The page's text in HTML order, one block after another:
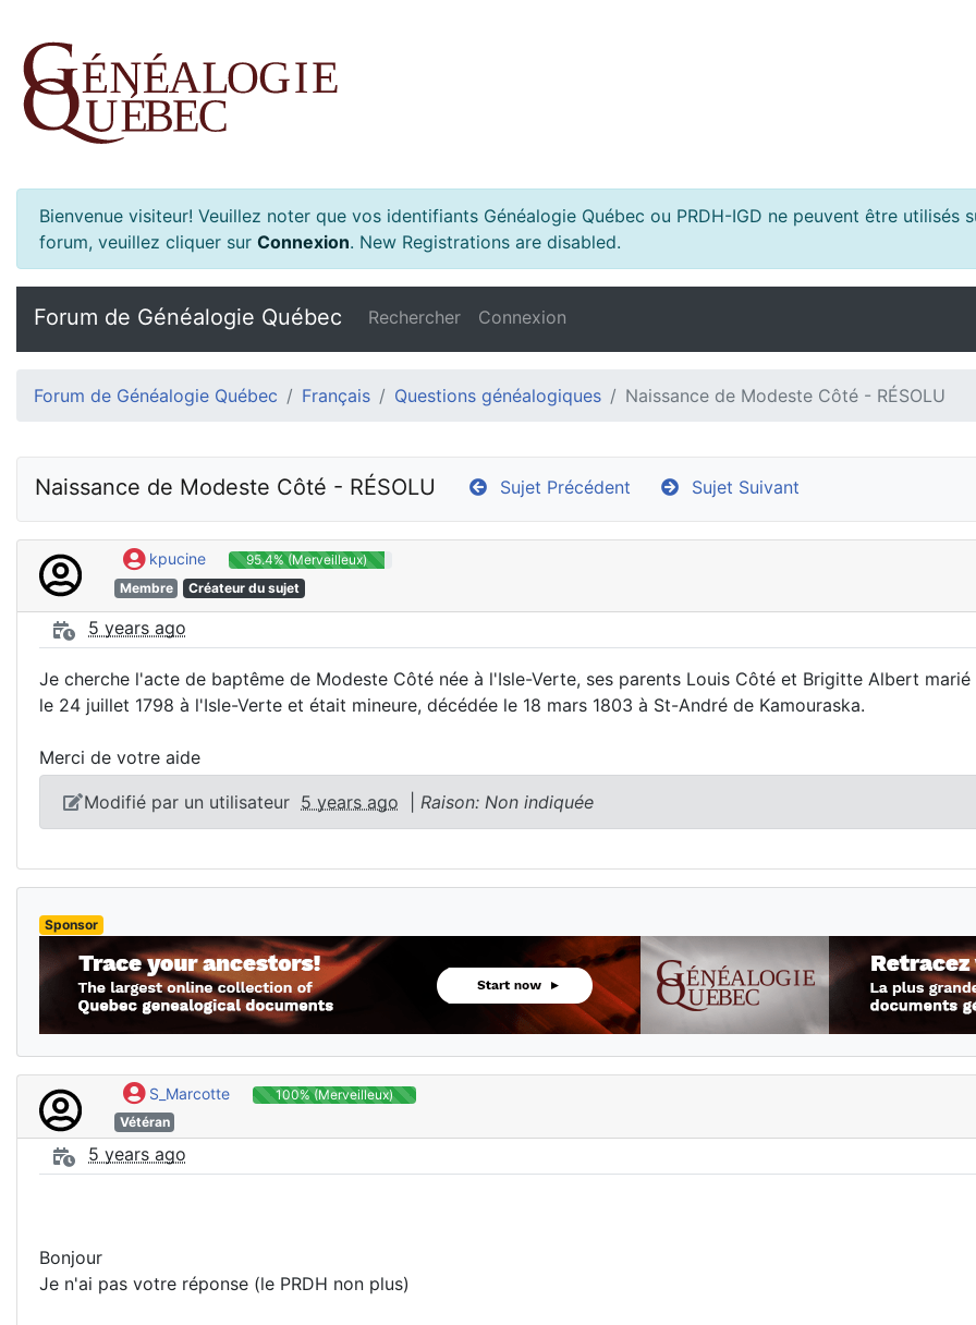
Bienvenue visiteur! Veuillez noter que vos identifiants Généalogie Québec ou PRDH-IGD ne peuvent être
forum, veuillez cliquer sur Connexion. New Registrations are disabled.
Forum de Généalogie Québec Rechercher Connexion
Forum de Généalogie Québec Français Questions généalogiques Naissance de Modeste Côté - RÉSOLU
Naissance de Modeste Côté - RÉSOLU Sujet Précédent Sujet Suivant
kpucine
95.4% (Merveilleux)
Membre
Créateur du sujet
5 years ago
Je cherche l'acte de baptême de Modeste Côté née à l'Isle-Verte, ses parents Louis Côté et Brigitte Albert
le 24 juillet 1798 à l'Isle-Verte et était mineure, décédée le 18 mars 1803 à St-André de Kamouraska.
Merci de votre aide
Modifié par un utilisateur 5 years ago Raison: Non indiquée
Sponsor
S_Marcotte
100% (Merveilleux)
Vétéran
5 years ago
Bonjour
Je n'ai pas votre réponse (le PRDH non plus)